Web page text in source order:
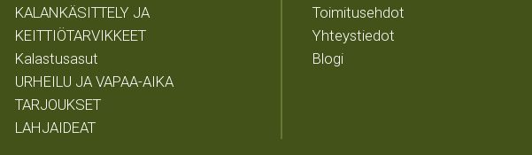
KALANKÄSITTELY JA
KEITTIÖTARVIKKEET
Kalastusasut
URHEILU JA VAPAA-AIKA
TARJOUKSET
LAHJAIDEAT
Toimitusehdot
Yhteystiedot
Blogi